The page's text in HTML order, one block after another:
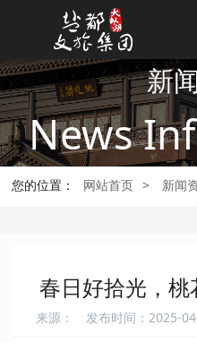
新
News
您的位置： 网站首页 > 新闻
春日好拾光，桃
来源： 发布时间：2025-